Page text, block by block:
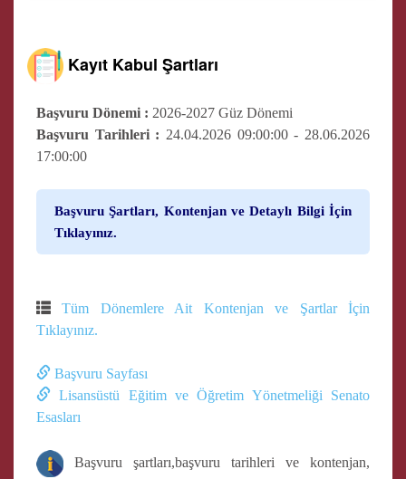
Kayıt Kabul Şartları
Başvuru Dönemi : 2026-2027 Güz Dönemi
Başvuru Tarihleri : 24.04.2026 09:00:00 - 28.06.2026
17:00:00
Başvuru Şartları, Kontenjan ve Detaylı Bilgi İçin
Tıklayınız.
Tüm Dönemlere Ait Kontenjan ve Şartlar İçin
Tıklayınız.
Başvuru Sayfası
Lisansüstü Eğitim ve Öğretim Yönetmeliği Senato
Esasları
Başvuru şartları,başvuru tarihleri ve kontenjan,